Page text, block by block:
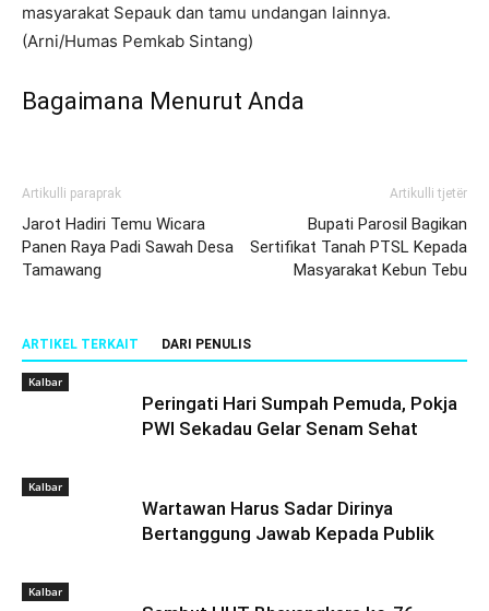
masyarakat Sepauk dan tamu undangan lainnya.
(Arni/Humas Pemkab Sintang)
Bagaimana Menurut Anda
Artikulli paraprak
Jarot Hadiri Temu Wicara
Panen Raya Padi Sawah Desa
Tamawang
Artikulli tjetër
Bupati Parosil Bagikan
Sertifikat Tanah PTSL Kepada
Masyarakat Kebun Tebu
ARTIKEL TERKAIT DARI PENULIS
Kalbar
Peringati Hari Sumpah Pemuda, Pokja
PWI Sekadau Gelar Senam Sehat
Kalbar
Wartawan Harus Sadar Dirinya
Bertanggung Jawab Kepada Publik
Kalbar